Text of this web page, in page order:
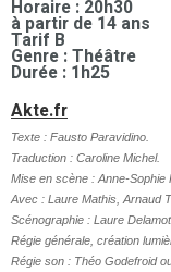
Horaire : 20h30
à partir de 14 ans
Tarif B
Genre : Théâtre
Durée : 1h25
Akte.fr
Texte : Fausto Paravidino.
Traduction : Caroline Michel.
Mise en scène : Anne-Sophie
Avec : Laure Mathis, Arnaud
Scénographie : Laure
Régie générale, création
Régie son : Théo Godefroid